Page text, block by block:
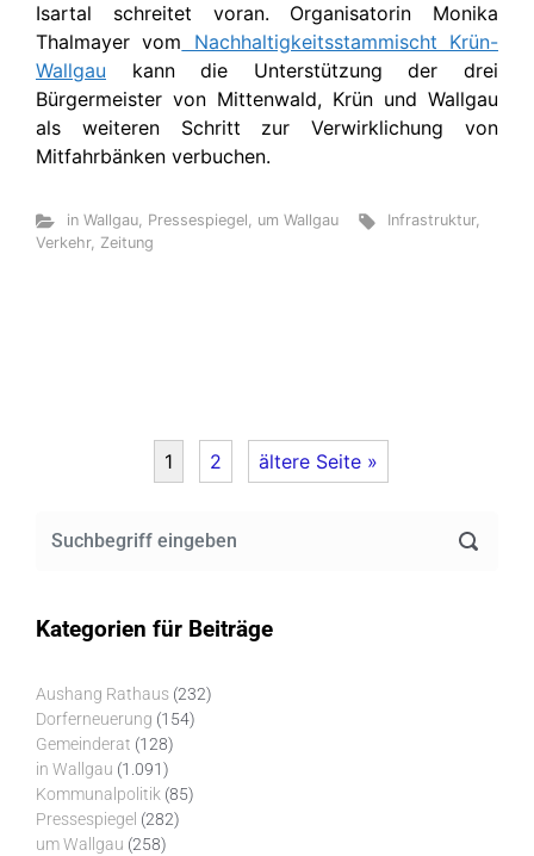
Isartal schreitet voran. Organisatorin Monika
Thalmayer vom Nachhaltigkeitsstammischt Krün-
Wallgau kann die Unterstützung der drei
Bürgermeister von Mittenwald, Krün und Wallgau
als weiteren Schritt zur Verwirklichung von
Mitfahrbänken verbuchen.
in Wallgau, Pressespiegel, um Wallgau Infrastruktur,
Verkehr, Zeitung
1 2 ältere Seite »
Kategorien für Beiträge
Aushang Rathaus (232)
Dorferneuerung (154)
Gemeinderat (128)
in Wallgau (1.091)
Kommunalpolitik (85)
Pressespiegel (282)
um Wallgau (258)